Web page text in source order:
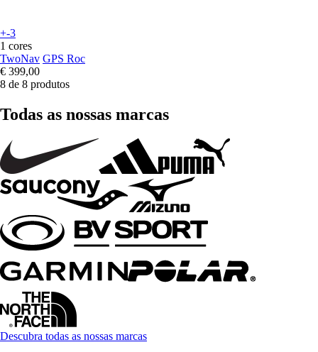
+-3
1 cores
TwoNav GPS Roc
€ 399,00
8 de 8 produtos
Todas as nossas marcas
Descubra todas as nossas marcas